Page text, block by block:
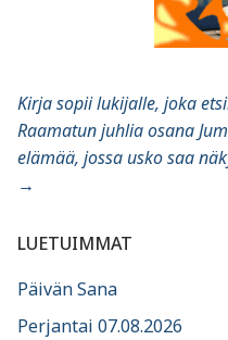
Kirja sopii lukijalle, joka
Raamatun juhlia osana
elämää, jossa usko saa
→
LUETUIMMAT
Päivän Sana
Perjantai 07.08.2026